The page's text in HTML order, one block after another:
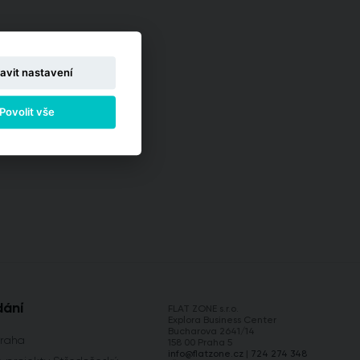
info@flatzone.cz
724 274 348
nastavení
Povolit vše